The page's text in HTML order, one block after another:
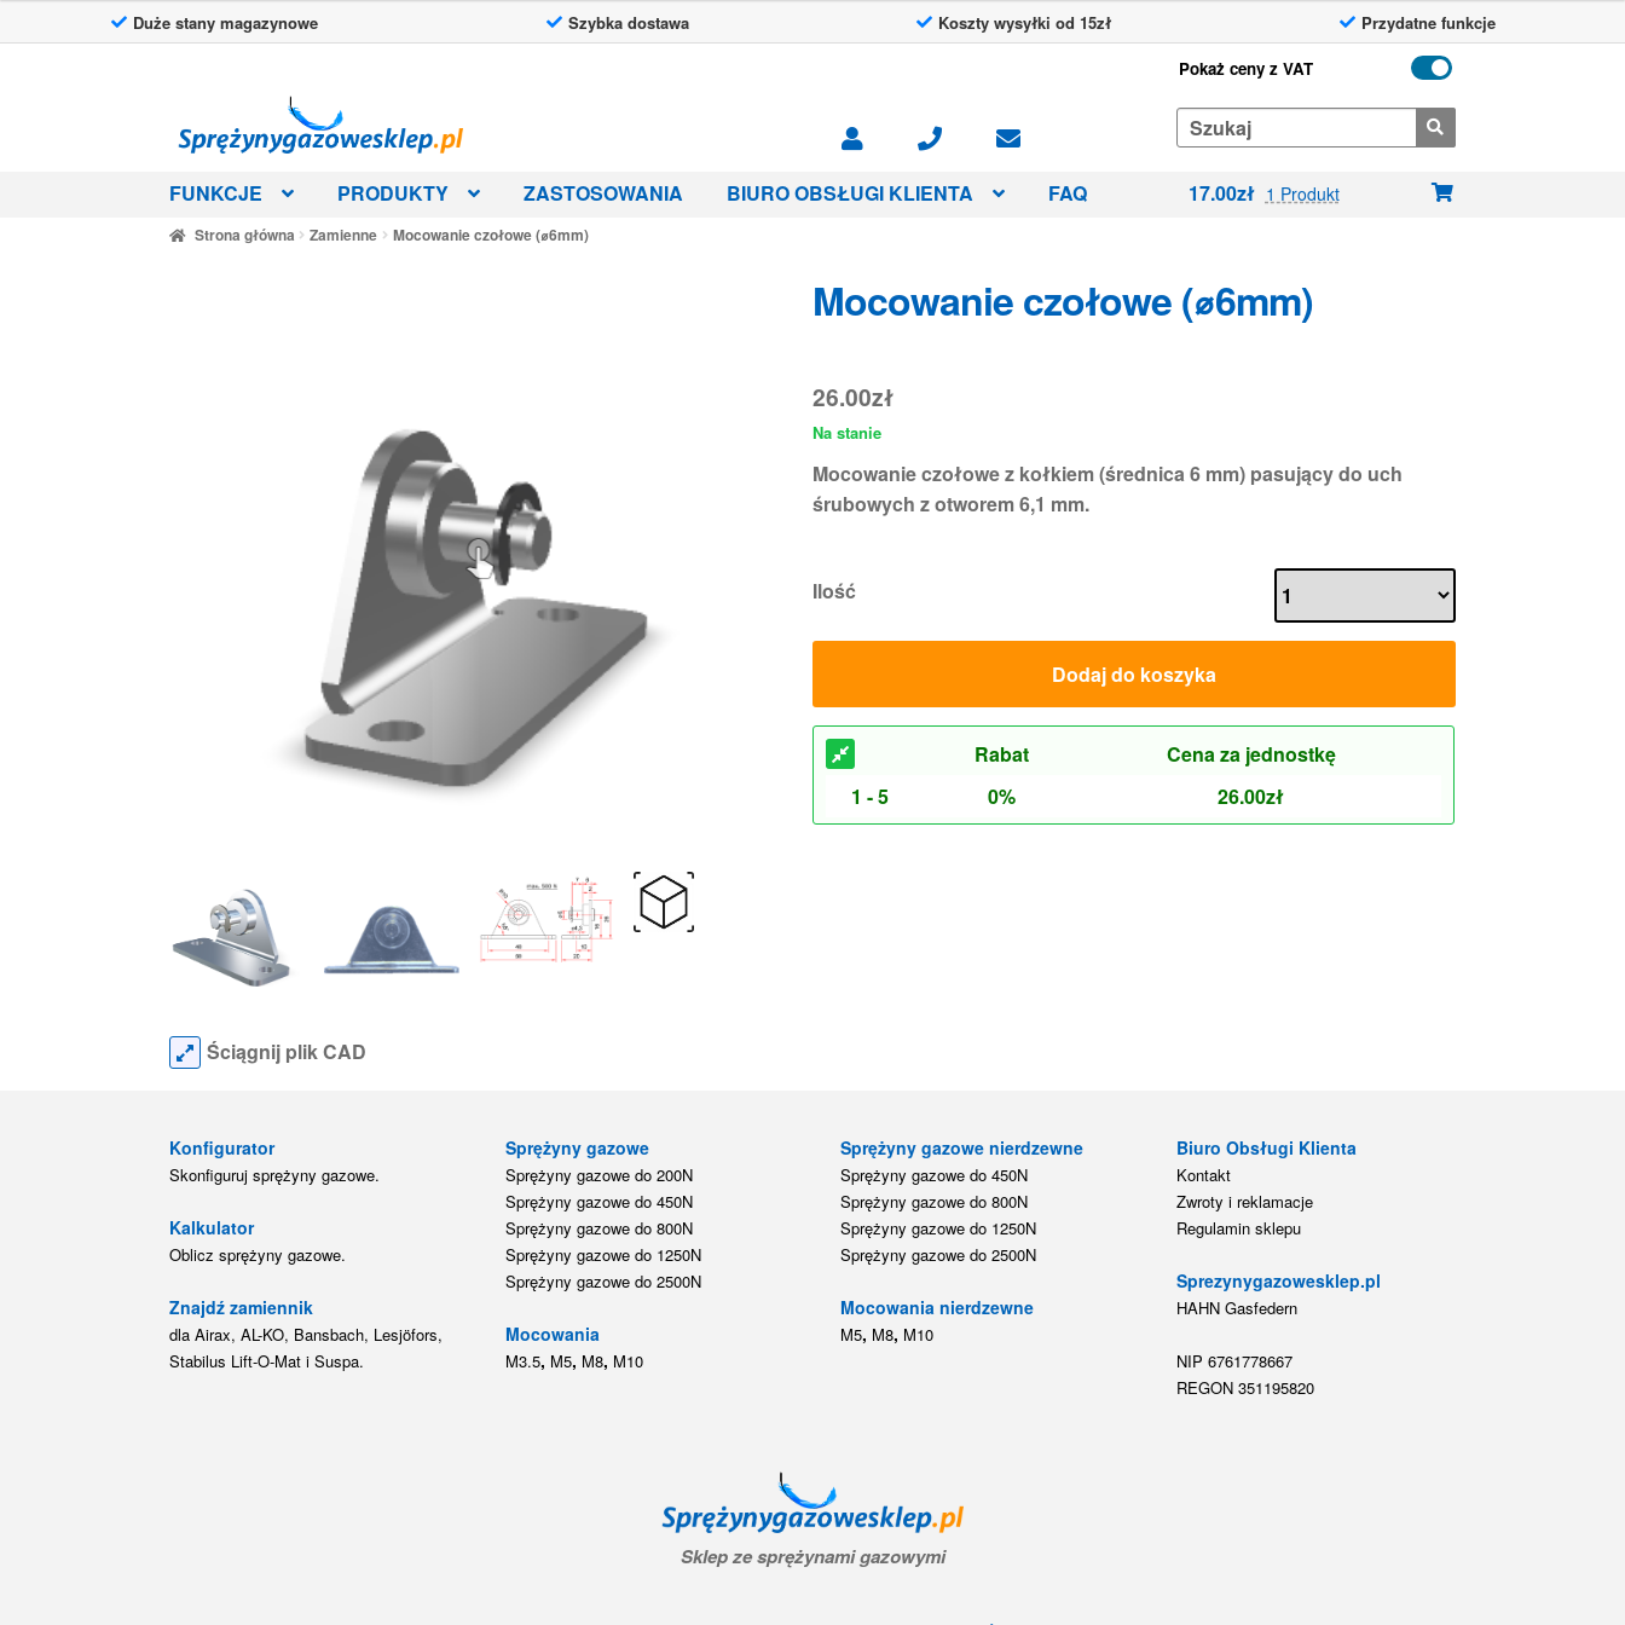
Duże stany magazynowe Szybka dostawa Koszty wysyłki od 15zł Przydatne funkcje
nawigacji
treści
Pokaż ceny z VAT
Search
for:
FUNKCJE PRODUKTY ZASTOSOWANIA BIURO OBSŁUGI KLIENTA FAQ 17.00zł 1 Produkt
Strona główna Zamienne Mocowanie czołowe (⌀6mm)
Mocowanie czołowe (⌀6mm)
26.00zł
Na stanie
Mocowanie czołowe z kołkiem (średnica 6 mm) pasujący do uch
śrubowych z otworem 6,1 mm.
Ilość
Dodaj do koszyka
Rabat
Cena za jednostkę
1 - 5
0% 26.00zł
Ściągnij plik CAD
Konfigurator
Skonfiguruj sprężyny gazowe.
Kalkulator
Oblicz sprężyny gazowe.
Znajdź zamiennik
dla Airax, AL-KO, Bansbach, Lesjöfors,
Stabilus Lift-O-Mat i Suspa.
Sprężyny gazowe
Sprężyny gazowe do 200N
Sprężyny gazowe do 450N
Sprężyny gazowe do 800N
Sprężyny gazowe do 1250N
Sprężyny gazowe do 2500N
Mocowania
M3.5, M5, M8, M10
Sprężyny gazowe nierdzewne
Sprężyny gazowe do 450N
Sprężyny gazowe do 800N
Sprężyny gazowe do 1250N
Sprężyny gazowe do 2500N
Mocowania nierdzewne
M5, M8, M10
Biuro Obsługi Klienta
Kontakt
Zwroty i reklamacje
Regulamin sklepu
Sprezynygazowesklep.pl
HAHN Gasfedern
NIP 6761778667
REGON 351195820
Sklep ze sprężynami gazowymi